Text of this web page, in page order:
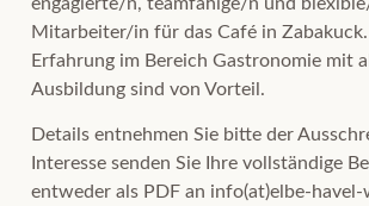
Mitarbeiter/in für das Café in
Erfahrung im Bereich Gastronomie mit
Ausbildung sind von Vorteil.
Details entnehmen Sie bitte der
Interesse senden Sie Ihre vollständige
entweder als PDF an info(at)elbe-